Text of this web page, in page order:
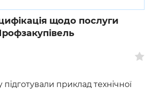
щодо послуги
підготували приклад технічної